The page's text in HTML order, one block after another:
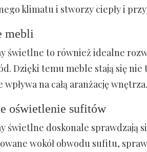
klimatu i stworzy ciepły i
mebli
świetlne to również idealne
Dzięki temu meble stają się
na całą aranżację wnętrza.
oświetlenie sufitów
świetlne doskonale sprawdzają
wokół obwodu sufitu,